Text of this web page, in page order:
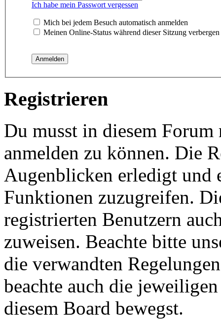
Ich habe mein Passwort vergessen
Mich bei jedem Besuch automatisch anmelden
Meinen Online-Status während dieser Sitzung verbergen
Registrieren
Du musst in diesem
anmelden zu können. Die
Augenblicken erledigt und
Funktionen zuzugreifen.
registrierten Benutzern
zuweisen. Beachte bitte
die verwandten
beachte auch die
diesem Board bewegst.